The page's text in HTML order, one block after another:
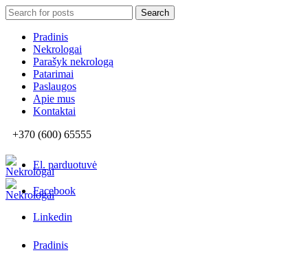
Search
for:
Search
Pradinis
Nekrologai
Parašyk nekrologą
Patarimai
Paslaugos
Apie mus
Kontaktai
+370 (600) 65555
El. parduotuvė
Facebook
Linkedin
Pradinis